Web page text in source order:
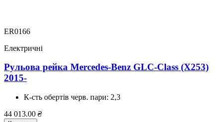
ER0166
Електричні
Рульова рейка Mercedes-Benz GLC-Class (X253)
2015-
К-сть обертів черв. пари: 2,3
44 013.00 ₴